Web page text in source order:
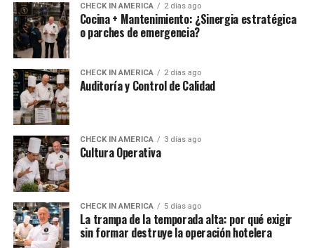
CHECK IN AMERICA 2 días ago
Cocina + Mantenimiento: ¿Sinergia estratégica
o parches de emergencia?
CHECK IN AMERICA 2 días ago
Auditoría y Control de Calidad
CHECK IN AMERICA 3 días ago
Cultura Operativa
CHECK IN AMERICA 5 días ago
La trampa de la temporada alta: por qué exigir
sin formar destruye la operación hotelera